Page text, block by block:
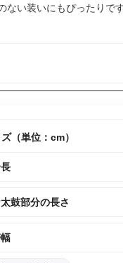
い装いにもぴったりで
（単位：cm）
鼓部分の長さ